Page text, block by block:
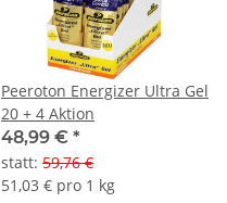
Peeroton Energizer Ultra Gel
20 + 4 Aktion
48,99 € *
statt: 59,76 €
51,03 € pro 1 kg